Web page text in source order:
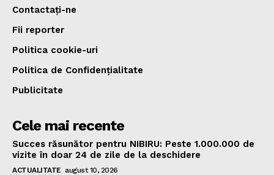
Contactați-ne
Fii reporter
Politica cookie-uri
Politica de Confidențialitate
Publicitate
Cele mai recente
Succes răsunător pentru NIBIRU: Peste 1.000.000 de
vizite în doar 24 de zile de la deschidere
ACTUALITATE august 10, 2026